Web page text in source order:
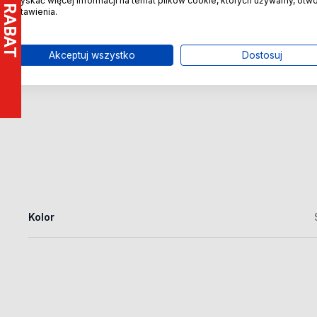
Kolor
ustawienia.
Akceptuj wszystko Dostosuj